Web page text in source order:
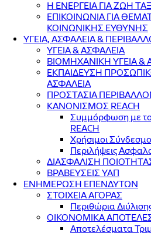
Η ΕΝΕΡΓΕΙΑ ΓΙΑ ΖΩΗ
ΕΠΙΚΟΙΝΩΝΙΑ ΓΙΑ
ΚΟΙΝΩΝΙΚΗΣ ΕΥΘΥΝΗΣ
ΥΓΕΙΑ, ΑΣΦΑΛΕΙΑ &
ΥΓΕΙΑ & ΑΣΦΑΛΕΙΑ
ΒΙΟΜΗΧΑΝΙΚΗ ΥΓΕΙΑ &
ΕΚΠΑΙΔΕΥΣΗ
ΑΣΦΑΛΕΙΑ
ΠΡΟΣΤΑΣΙΑ
ΚΑΝΟΝΙΣΜΟΣ REACH
Συμμόρφωση με
REACH
Χρήσιμοι
Περιλήψεις
ΔΙΑΣΦΑΛΙΣΗ
ΒΡΑΒΕΥΣΕΙΣ ΥΑΠ
ΕΝΗΜΕΡΩΣΗ ΕΠΕΝΔΥΤΩΝ
ΣΤΟΙΧΕΙΑ ΑΓΟΡΑΣ
Περιθώρια
ΟΙΚΟΝΟΜΙΚΑ
Αποτελέσματα